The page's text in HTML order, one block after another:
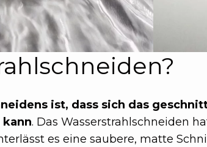
ist, dass sich das
. Das Wasserstrahlschneiden
es eine saubere, matte